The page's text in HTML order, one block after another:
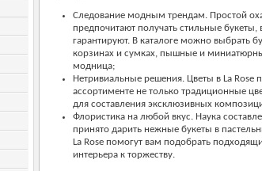
Следование модным трендам. Простой
предпочитают получать стильные
гарантируют. В каталоге можно выбрать
корзинах и сумках, пышные и
модница;
Нетривиальные решения. Цветы в La Rose
ассортименте не только традиционные
для составления эксклюзивных
Флористика на любой вкус. Наука
принято дарить нежные букеты в
La Rose помогут вам подобрать
интерьера к торжеству.